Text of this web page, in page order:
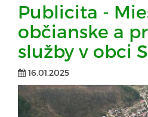
Publicita -
občianske a
služby v obci
16.01.2025